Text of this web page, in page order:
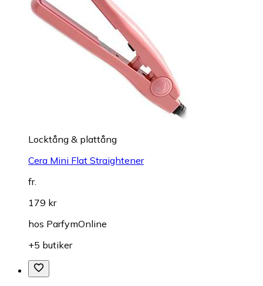
Locktång & plattång
Cera Mini Flat Straightener
fr.
179 kr
hos ParfymOnline
+5 butiker